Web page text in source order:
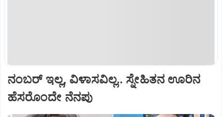
ನಂಬರ್‌ ಇಲ್ಲ, ವಿಳಾಸವಿಲ್ಲ.. ಸ್ನೇಹಿತನ ಊರಿನ
ಹೆಸರೊಂದೇ ನೆನಪು